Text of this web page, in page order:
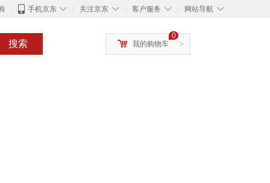
◇
手机京东 ◇
关注京东 ◇
客户服务 ◇
网站导航
搜索 >
0
我的购物车